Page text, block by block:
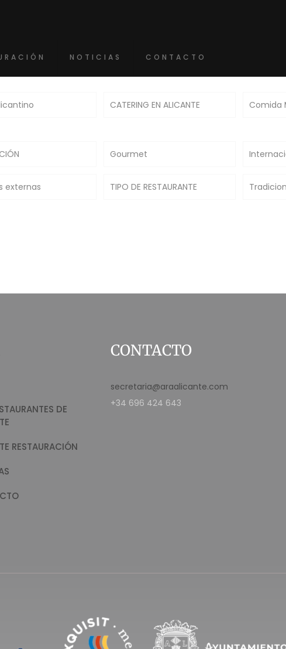
NOTICIAS CONTACTO
CATERING EN ALICANTE Comida
Gourmet
externas TIPO DE RESTAURANTE
DE
RESTAURACIÓN
CONTACTO
secretaria@araalicante.com
+34 696 424 643